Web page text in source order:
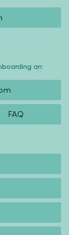
an:
FAQ